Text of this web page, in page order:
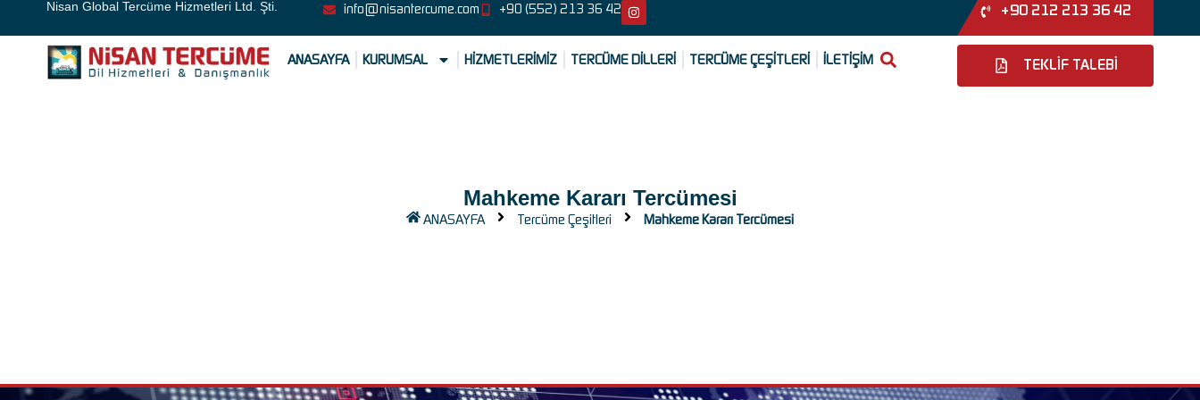
Nisan Global Tercüme Hizmetleri Ltd. Şti. info@nisantercume.com +90 (552) 213 36 42 +90 212 213 36 42
ANASAYFA KURUMSAL HİZMETLERİMİZ TERCÜME DİLLERİ TERCÜME ÇEŞİTLERİ İLETİŞİM TEKLİF TALEBİ
Mahkeme Kararı Tercümesi
ANASAYFA Tercüme Çeşitleri Mahkeme Kararı Tercümesi